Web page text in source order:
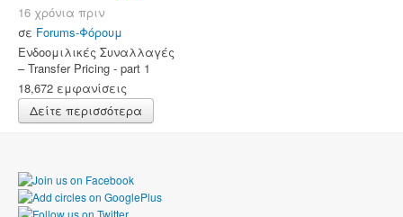
16 χρόνια πριν
σε Forums-Φόρουμ
Ενδοομιλικές Συναλλαγές
– Transfer Pricing - part 1
18,672 εμφανίσεις
Δείτε περισσότερα